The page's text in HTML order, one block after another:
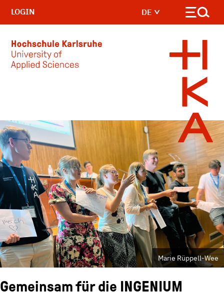
DE
LOGIN
Marie Rüppell-Wee
Gemeinsam für die INGENIUM